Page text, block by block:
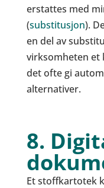
erstattes med
(substitusjon).
en del av
virksomheten et
det ofte gi
alternativer.
8.
Et stoffkartotek